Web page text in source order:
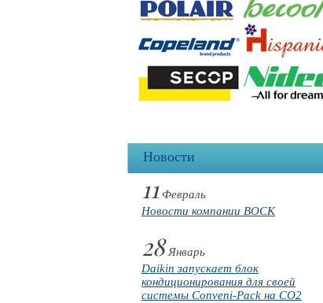
Новости
11 Февраль
Новости компании BOCK
28Январь
Daikin запускает блок
кондиционирования для своей
системы Conveni-Pack на CO2